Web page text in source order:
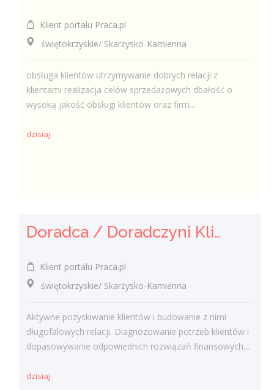
Klient portalu Praca.pl
świętokrzyskie/ Skarżysko-Kamienna
obsługa klientów utrzymywanie dobrych relacji z
klientami realizacja celów sprzedażowych dbałość o
wysoką jakość obsługi klientów oraz firm...
dzisiaj
Doradca / Doradczyni Klienta – branża finansowa
Klient portalu Praca.pl
świętokrzyskie/ Skarżysko-Kamienna
Aktywne pozyskiwanie klientów i budowanie z nimi
długofalowych relacji. Diagnozowanie potrzeb klientów i
dopasowywanie odpowiednich rozwiązań finansowych....
dzisiaj